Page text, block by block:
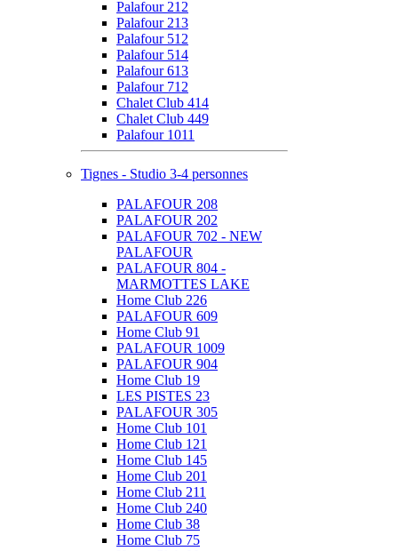
Palafour 212
Palafour 213
Palafour 512
Palafour 514
Palafour 613
Palafour 712
Chalet Club 414
Chalet Club 449
Palafour 1011
Tignes - Studio 3-4 personnes
PALAFOUR 208
PALAFOUR 202
PALAFOUR 702 - NEW
PALAFOUR
PALAFOUR 804 -
MARMOTTES LAKE
Home Club 226
PALAFOUR 609
Home Club 91
PALAFOUR 1009
PALAFOUR 904
Home Club 19
LES PISTES 23
PALAFOUR 305
Home Club 101
Home Club 121
Home Club 145
Home Club 201
Home Club 211
Home Club 240
Home Club 38
Home Club 75